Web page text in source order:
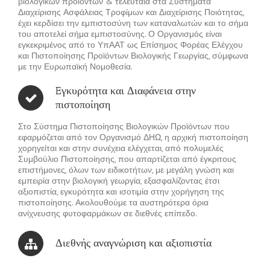
Διαχείρισης Ασφάλειας Τροφίμων και Διαχείρισης Ποιότητας,
έχει κερδίσει την εμπιστοσύνη των καταναλωτών και το σήμα
του αποτελεί σήμα εμπιστοσύνης. Ο Οργανισμός είναι
εγκεκριμένος από το ΥπΑΑΤ ως Επίσημος Φορέας Ελέγχου
και Πιστοποίησης Προϊόντων Βιολογικής Γεωργίας, σύμφωνα
με την Ευρωπαϊκή Νομοθεσία.
Eγκυρότητα και Διαφάνεια στην
πιστοποίηση
Στο Σύστημα Πιστοποίησης Βιολογικών Προϊόντων που
εφαρμόζεται από τον Οργανισμό ΔΗΩ, η αρχική πιστοποίηση
χορηγείται και στην συνέχεια ελέγχεται, από πολυμελές
Συμβούλιο Πιστοποίησης, που απαρτίζεται από έγκριτους
επιστήμονες, όλων των ειδικοτήτων, με μεγάλη γνώση και
εμπειρία στην βιολογική γεωργία, εξασφαλίζοντας έτσι
αξιοπιστία, εγκυρότητα και ισοτιμία στην χορήγηση της
πιστοποίησης. Ακολουθούμε τα αυστηρότερα όρια
ανίχνευσης φυτοφαρμάκων σε διεθνές επίπεδο.
Διεθνής αναγνώριση και αξιοπιστία